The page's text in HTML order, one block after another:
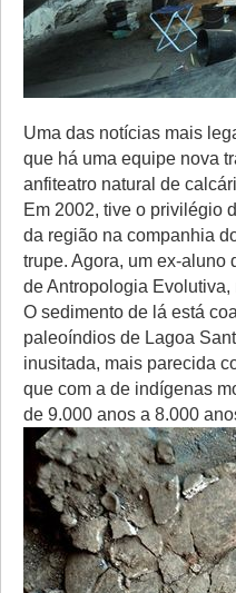
Uma das notícias mais
que há uma equipe nova
anfiteatro natural de
Em 2002, tive o privilégio
da região na companhia
trupe. Agora, um ex-aluno
de Antropologia
O sedimento de lá está
paleoíndios de Lagoa
inusitada, mais parecida
que com a de indígenas
de 9.000 anos a 8.000